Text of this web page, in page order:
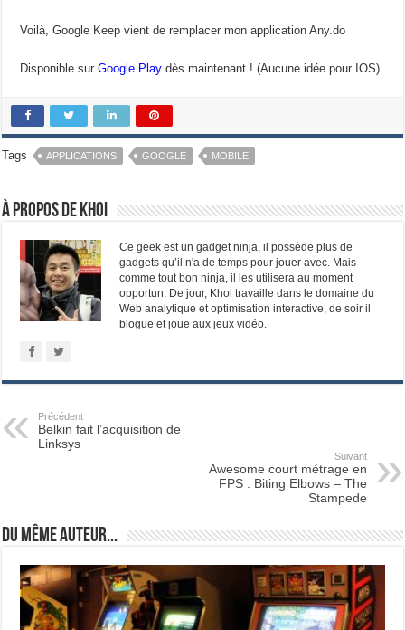
Voilà, Google Keep vient de remplacer mon application Any.do
Disponible surGoogle Play dès maintenant ! (Aucune idée pour IOS)
Tags APPLICATIONS GOOGLE MOBILE
À propos de Khoi
Ce geek est un gadget ninja, il possède plus de
gadgets qu’il n'a de temps pour jouer avec. Mais
comme tout bon ninja, il les utilisera au moment
opportun. De jour, Khoi travaille dans le domaine du
Web analytique et optimisation interactive, de soir il
blogue et joue aux jeux vidéo.
Précédent
Belkin fait l’acquisition de
Linksys
Suivant
Awesome court métrage en
FPS : Biting Elbows – The
Stampede
Du même auteur...